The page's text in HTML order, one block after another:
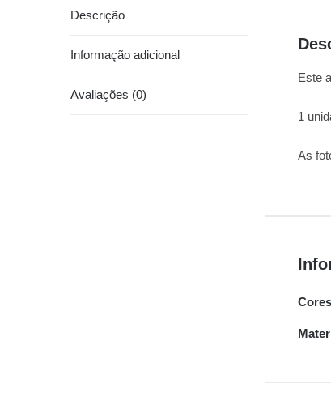
Descrição
Informação adicional
Avaliações (0)
Este
1
As
Cores